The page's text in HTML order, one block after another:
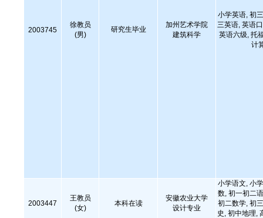
2003745
徐教员
(男)
研究生毕业
加州艺术学院
建筑科学
小学英语, 初
三英语, 英语
英语六级, 托
计
2003447
王教员
(女)
本科在读
安徽农业大学
设计专业
小学语文, 小
数, 初一初二
初二数学, 初
史, 初中地理,